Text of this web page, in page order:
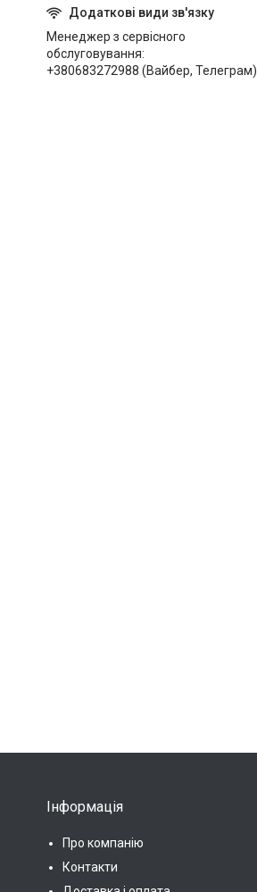
Менеджер з сервісного
обслуговування
+380683272988 (Вайбер, Телеграм)
Інформація
Про компанію
Контакти